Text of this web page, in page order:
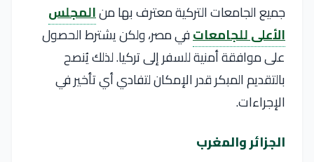
جميع الجامعات التركية معترف بها منالمجلس
الأعلى للجامعاتفي مصر، ولكن يشترط الحصول
على موافقة أمنية للسفر إلى تركيا. لذلك يُنصح
بالتقديم المبكر قدر الإمكان لتفادي أي تأخير في
الإجراءات.
الجزائر والمغرب